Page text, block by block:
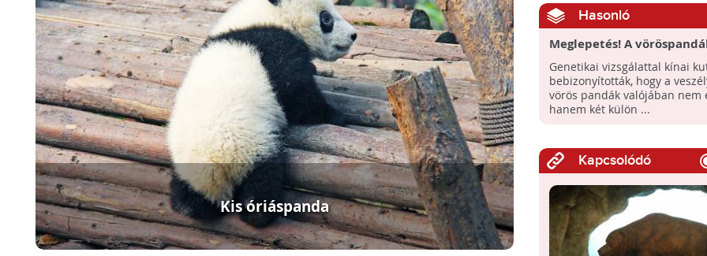
Kis óriáspanda
Hasonló
Meglepetés! A
valójában két külön fajhoz
tartoznak
Genetikai vizsgálattal kínai
bebizonyították, hogy a
vörös pandák valójában nem
hanem két külön ...
Kapcsolódó